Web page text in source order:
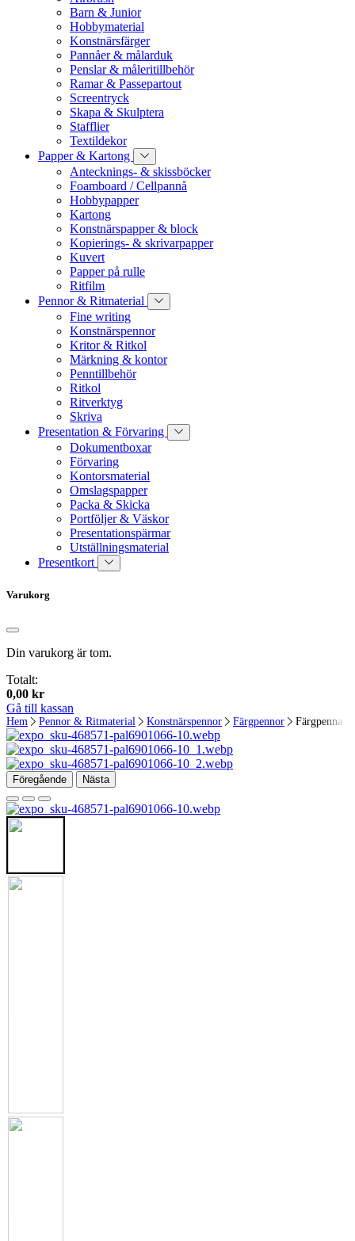
Barn & Junior
Hobbymaterial
Konstnärsfärger
Pannåer & målarduk
Penslar & måleritillbehör
Ramar & Passepartout
Screentryck
Skapa & Skulptera
Stafflier
Textildekor
Papper & Kartong
Antecknings- & skissböcker
Foamboard / Cellpannå
Hobbypapper
Kartong
Konstnärspapper & block
Kopierings- & skrivarpapper
Kuvert
Papper på rulle
Ritfilm
Pennor & Ritmaterial
Fine writing
Konstnärspennor
Kritor & Ritkol
Märkning & kontor
Penntillbehör
Ritkol
Ritverktyg
Skriva
Presentation & Förvaring
Dokumentboxar
Förvaring
Kontorsmaterial
Omslagspapper
Packa & Skicka
Portföljer & Väskor
Presentationspärmar
Utställningsmaterial
Presentkort
Varukorg
Din varukorg är tom.
Totalt:
0,00 kr
Gå till kassan
Hem Pennor & Ritmaterial Konstnärspennor Färgpennor Färgpenna
Föregående Nästa